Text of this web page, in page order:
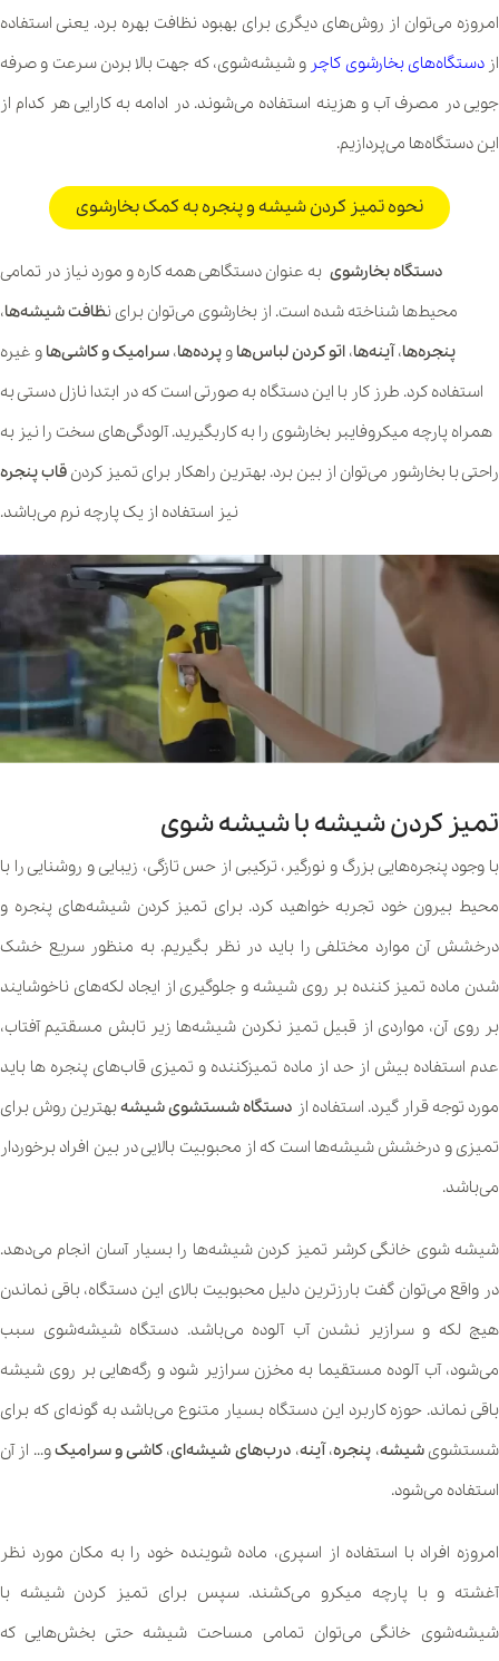
امروزه می‌توان از روش‌های دیگری برای بهبود نظافت بهره برد. یعنی استفاده
ازدستگاه‌های بخارشوی کاچر و شیشه‌شوی، که جهت بالا بردن سرعت و صرفه
جویی در مصرف آب و هزینه استفاده می‌شوند. در ادامه به کارایی هر کدام از
این دستگاه‌ها می‌پردازیم.
نحوه تمیز کردن شیشه و پنجره به کمک بخارشوی
دستگاه بخارشوی به عنوان دستگاهی همه کاره و مورد نیاز در تمامی
محیط‌ها شناخته شده است. از بخارشوی می‌توان برای نظافت شیشه‌ها،
پنجره‌ها،آینه‌ها، اتو کردن لباس‌ها و پرده‌ها، سرامیک و کاشی‌ها و غیره
استفاده کرد. طرز کار با این دستگاه به صورتی است که در ابتدا نازل دستی به
همراه پارچه میکروفایبر بخارشوی را به کاربگیرید. آلودگی‌های سخت را نیز به
راحتی با بخارشور می‌توان از بین برد. بهترین راهکار برای تمیز کردن قاب پنجره
نیز استفاده از یک پارچه نرم می‌باشد.
تمیز کردن شیشه با شیشه شوی
با وجود پنجره‌هایی بزرگ و نورگیر، ترکیبی از حس تازگی، زیبایی و روشنایی را با
محیط بیرون خود تجربه خواهید کرد. برای تمیز کردن شیشه‌های پنجره و
درخشش آن موارد مختلفی را باید در نظر بگیریم. به منظور سریع خشک
شدن ماده تمیز کننده بر روی شیشه و جلوگیری از ایجاد لکه‌های ناخوشایند
بر روی آن، مواردی از قبیل تمیز نکردن شیشه‌ها زیر تابش مسقتیم آفتاب،
عدم استفاده بیش از حد از ماده تمیزکننده و تمیزی قاب‌های پنجره ها باید
مورد توجه قرار گیرد. استفاده از دستگاه شستشوی شیشهبهترین روش برای
تمیزی و درخشش شیشه‌ها است که از محبوبیت بالایی در بین افراد برخوردار
می‌باشد.
شیشه شوی خانگی کرشر تمیز کردن شیشه‌ها را بسیار آسان انجام می‌دهد.
در واقع می‌توان گفت بارزترین دلیل محبوبیت بالای این دستگاه، باقی نماندن
هیچ لکه و سرازیر نشدن آب آلوده می‌باشد. دستگاه شیشه‌شوی سبب
می‌شود، آب آلوده مستقیما به مخزن سرازیر شود و رگه‌هایی بر روی شیشه
باقی نماند. حوزه کاربرد این دستگاه بسیار متنوع می‌باشد به گونه‌ای که برای
شستشویشیشه، پنجره،آینه، درب‌های شیشه‌ای،کاشی و سرامیکو… از آن
استفاده می‌شود.
امروزه افراد با استفاده از اسپری، ماده شوینده خود را به مکان مورد نظر
آغشته و با پارچه میکرو می‌کشند. سپس برای تمیز کردن شیشه با
شیشه‌شوی خانگی می‌توان تمامی مساحت شیشه حتی بخش‌‌هایی که